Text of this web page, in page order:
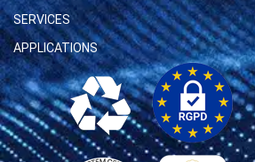
SERVICES
APPLICATIONS